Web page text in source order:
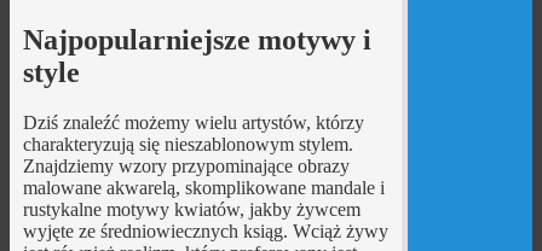
Najpopularniejsze motywy i
style
Dziś znaleźć możemy wielu artystów, którzy
charakteryzują się nieszablonowym stylem.
Znajdziemy wzory przypominające obrazy
malowane akwarelą, skomplikowane mandale i
rustykalne motywy kwiatów, jakby żywcem
wyjęte ze średniowiecznych ksiąg. Wciąż żywy